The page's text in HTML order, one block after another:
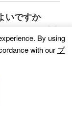
いですか
. By using
with our プ